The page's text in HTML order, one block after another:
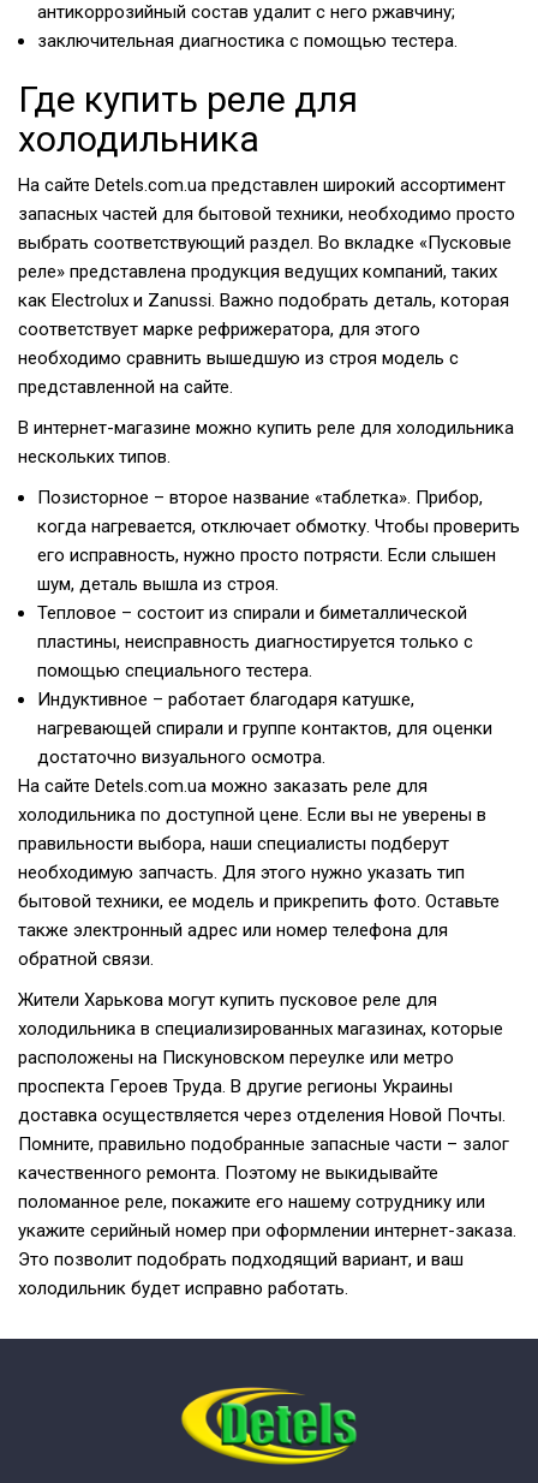
антикоррозийный состав удалит с него ржавчину;
заключительная диагностика с помощью тестера.
Где купить реле для
холодильника
На сайте Detels.com.ua представлен широкий ассортимент
запасных частей для бытовой техники, необходимо просто
выбрать соответствующий раздел. Во вкладке «Пусковые
реле» представлена продукция ведущих компаний, таких
как Electrolux и Zanussi. Важно подобрать деталь, которая
соответствует марке рефрижератора, для этого
необходимо сравнить вышедшую из строя модель с
представленной на сайте.
В интернет-магазине можно купить реле для холодильника
нескольких типов.
Позисторное – второе название «таблетка». Прибор,
когда нагревается, отключает обмотку. Чтобы проверить
его исправность, нужно просто потрясти. Если слышен
шум, деталь вышла из строя.
Тепловое – состоит из спирали и биметаллической
пластины, неисправность диагностируется только с
помощью специального тестера.
Индуктивное – работает благодаря катушке,
нагревающей спирали и группе контактов, для оценки
достаточно визуального осмотра.
На сайте Detels.com.ua можно заказать реле для
холодильника по доступной цене. Если вы не уверены в
правильности выбора, наши специалисты подберут
необходимую запчасть. Для этого нужно указать тип
бытовой техники, ее модель и прикрепить фото. Оставьте
также электронный адрес или номер телефона для
обратной связи.
Жители Харькова могут купить пусковое реле для
холодильника в специализированных магазинах, которые
расположены на Пискуновском переулке или метро
проспекта Героев Труда. В другие регионы Украины
доставка осуществляется через отделения Новой Почты.
Помните, правильно подобранные запасные части – залог
качественного ремонта. Поэтому не выкидывайте
поломанное реле, покажите его нашему сотруднику или
укажите серийный номер при оформлении интернет-заказа.
Это позволит подобрать подходящий вариант, и ваш
холодильник будет исправно работать.